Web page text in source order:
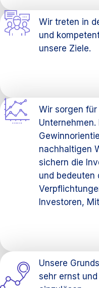
Wir treten in
und
unsere Ziele.
Wir sorgen
nachhaltigen
sichern die
und bedeuten
Investoren,
Unsere
sehr ernst